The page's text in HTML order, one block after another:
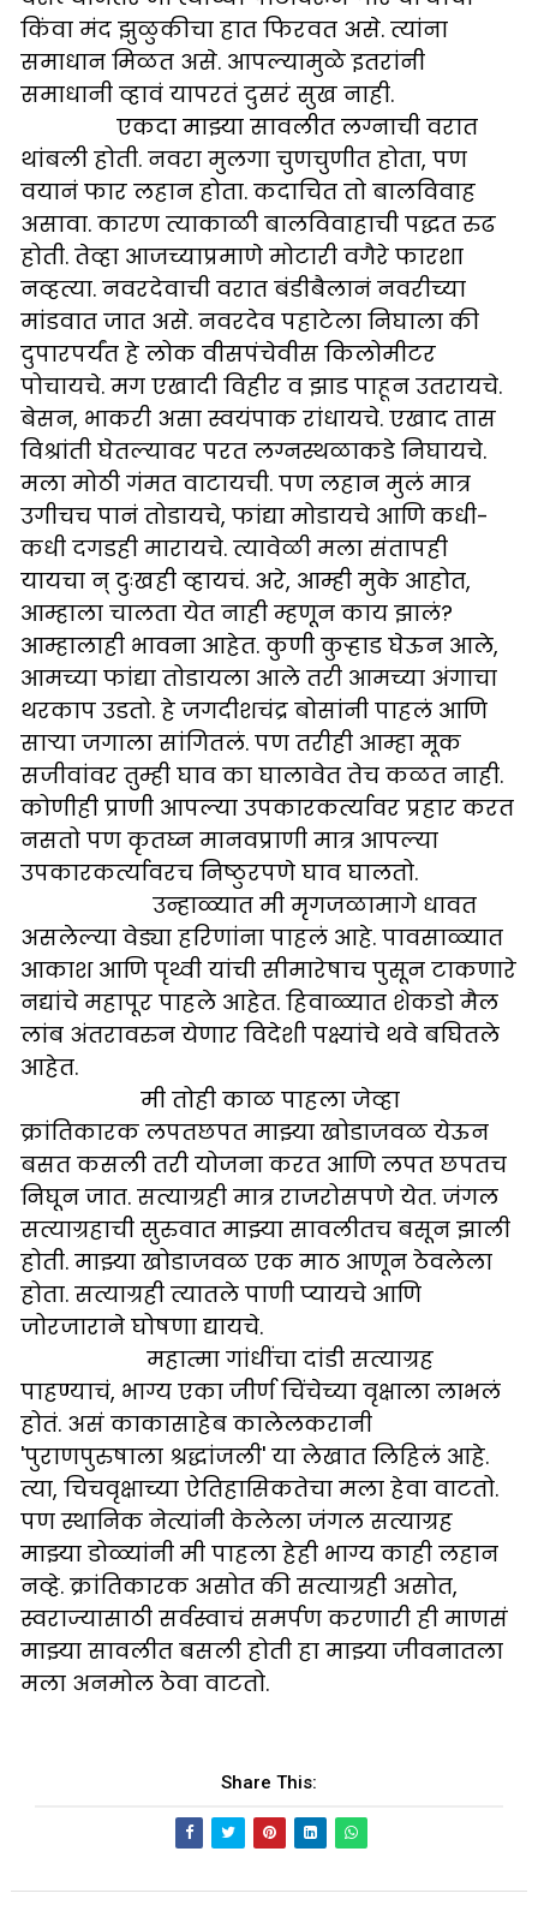
किंवा मंद झुळुकीचा हात फिरवत असे. त्यांना
समाधान मिळत असे. आपल्यामुळे इतरांनी
समाधानी व्हावं यापरतं दुसरं सुख नाही.
एकदा माझ्या सावलीत लग्नाची वरात
थांबली होती. नवरा मुलगा चुणचुणीत होता, पण
वयानं फार लहान होता. कदाचित तो बालविवाह
असावा. कारण त्याकाळी बालविवाहाची पद्धत रुढ
होती. तेव्हा आजच्याप्रमाणे मोटारी वगैरे फारशा
नव्हत्या. नवरदेवाची वरात बंडीबैलानं नवरीच्या
मांडवात जात असे. नवरदेव पहाटेला निघाला की
दुपारपर्यंत हे लोक वीसपंचेवीस किलोमीटर
पोचायचे. मग एखादी विहीर व झाड पाहून उतरायचे.
बेसन, भाकरी असा स्वयंपाक रांधायचे. एखाद तास
विश्रांती घेतल्यावर परत लग्नस्थळाकडे निघायचे.
मला मोठी गंमत वाटायची. पण लहान मुलं मात्र
उगीचच पानं तोडायचे, फांद्या मोडायचे आणि कधी-
कधी दगडही मारायचे. त्यावेळी मला संतापही
यायचा न् दुःखही व्हायचं. अरे, आम्ही मुके आहोत,
आम्हाला चालता येत नाही म्हणून काय झालं?
आम्हालाही भावना आहेत. कुणी कुऱ्हाड घेऊन आले,
आमच्या फांद्या तोडायला आले तरी आमच्या अंगाचा
थरकाप उडतो. हे जगदीशचंद्र बोसांनी पाहलं आणि
साऱ्या जगाला सांगितलं. पण तरीही आम्हा मूक
सजीवांवर तुम्ही घाव का घालावेत तेच कळत नाही.
कोणीही प्राणी आपल्या उपकारकर्त्यावर प्रहार करत
नसतो पण कृतघ्न मानवप्राणी मात्र आपल्या
उपकारकर्त्यावरच निष्ठुरपणे घाव घालतो.
उन्हाळ्यात मी मृगजळामागे धावत
असलेल्या वेड्या हरिणांना पाहलं आहे. पावसाळ्यात
आकाश आणि पृथ्वी यांची सीमारेषाच पुसून टाकणारे
नद्यांचे महापूर पाहले आहेत. हिवाळ्यात शेकडो मैल
लांब अंतरावरुन येणार विदेशी पक्ष्यांचे थवे बघितले
आहेत.
मी तोही काळ पाहला जेव्हा
क्रांतिकारक लपतछपत माझ्या खोडाजवळ येऊन
बसत कसली तरी योजना करत आणि लपत छपतच
निघून जात. सत्याग्रही मात्र राजरोसपणे येत. जंगल
सत्याग्रहाची सुरुवात माझ्या सावलीतच बसून झाली
होती. माझ्या खोडाजवळ एक माठ आणून ठेवलेला
होता. सत्याग्रही त्यातले पाणी प्यायचे आणि
जोरजाराने घोषणा द्यायचे.
महात्मा गांधींचा दांडी सत्याग्रह
पाहण्याचं, भाग्य एका जीर्ण चिंचेच्या वृक्षाला लाभलं
होतं. असं काकासाहेब कालेलकरानी
'पुराणपुरुषाला श्रद्धांजली' या लेखात लिहिलं आहे.
त्या, चिचवृक्षाच्या ऐतिहासिकतेचा मला हेवा वाटतो.
पण स्थानिक नेत्यांनी केलेला जंगल सत्याग्रह
माझ्या डोळ्यांनी मी पाहला हेही भाग्य काही लहान
नव्हे. क्रांतिकारक असोत की सत्याग्रही असोत,
स्वराज्यासाठी सर्वस्वाचं समर्पण करणारी ही माणसं
माझ्या सावलीत बसली होती हा माझ्या जीवनातला
मला अनमोल ठेवा वाटतो.
Share This: